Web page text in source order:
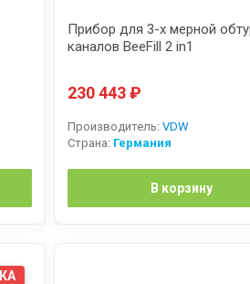
Прибор для 3-х мерной
каналов BeeFill 2 in1
230 443₽
Производитель:VDW
Страна: Германия
В корзину